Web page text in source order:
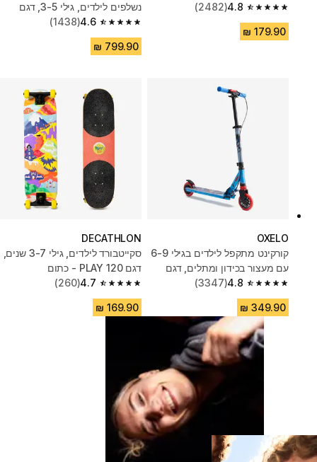
4.8
4.8 out of 5 stars from 2482 reviews
(2482)
נשלפים לילדים, גילי 3-5, דגם
Discover 500 - ורוד
4.6
4.6 out of 5 stars from 1438 reviews
(1438)
OXELO
קורקינט מתקפל לילדים בגילי 6-9
עם מעצור בכידון ומתלים, דגם
Mid5 - כחול
4.8
(3347)
DECATHLON
סקייטבורד לילדים, גילי 3-7 שנים,
דגם PLAY 120 - כתום
4.7
(260)